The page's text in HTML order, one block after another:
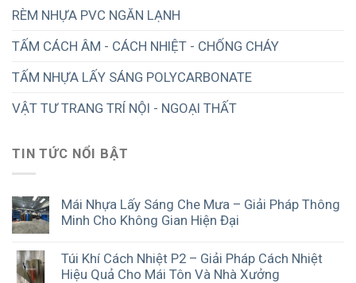
RÈM NHỰA PVC NGĂN LẠNH
TẤM CÁCH ÂM - CÁCH NHIỆT - CHỐNG CHÁY
TẤM NHỰA LẤY SÁNG POLYCARBONATE
VẬT TƯ TRANG TRÍ NỘI - NGOẠI THẤT
TIN TỨC NỔI BẬT
Mái Nhựa Lấy Sáng Che Mưa – Giải Pháp Thông
Minh Cho Không Gian Hiện Đại
Túi Khí Cách Nhiệt P2 – Giải Pháp Cách Nhiệt
Hiệu Quả Cho Mái Tôn Và Nhà Xưởng